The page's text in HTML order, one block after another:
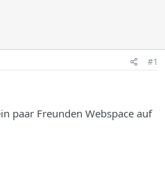
#1
paar Freunden Webspace auf